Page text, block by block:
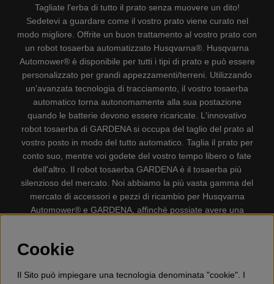
Tagliate l'erba di tutto il prato senza muovere un dito!
Sedetevi a guardare come il vostro prato viene curato nel
modo migliore. Offrite un buon trattamento al vostro prato con
un robot tosaerba automatizzato Husqvarna®. Husqvarna
Automower® è disponibile per tutti i tipi di prato e può essere
personalizzato per grandi appezzamenti/terreni. Utilizzando
un'avanzata tecnologia di tracciamento, il vostro tosaerba
automatico torna autonomamente alla sua postazione
quando le batterie devono essere ricaricate. L'innovativo
robot tosaerba di GARDENA si occupa del taglio del prato al
vostro posto in modo del tutto automatico. Taglia il prato per
conto suo, mentre voi godete del vostro tempo libero o fate
dell'altro. Il robot tosaerba GARDENA è il tosaerba più
silenzioso del mercato. Noi abbiamo la più vasta gamma del
mercato di accessori e pezzi di ricambio per Husqvarna
Automower® e GARDENA, affinchè possiate avere una
Accessori per la protezione personale, Decespugliatori,
Aspirapolvere, Mototroncatrici, Attrezzature Forestali,
Cookie
Il Sito può impiegare una tecnologia denominata "cookie". I